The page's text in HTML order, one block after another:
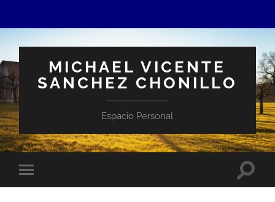
MICHAEL VICENTE
SANCHEZ CHONILLO
Espacio Personal
Alternar
el